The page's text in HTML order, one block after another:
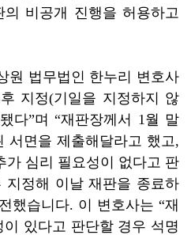
비공개 진행을 허용하고
원 법무법인 한누리 변호사
지정(기일을 지정하지 않
다”며 “재판장께서 1월 말
서면을 제출해달라고 했고,
가 심리 필요성이 없다고 판
지정해 이날 재판을 종료하
했습니다. 이 변호사는 “재
있다고 판단할 경우 석명